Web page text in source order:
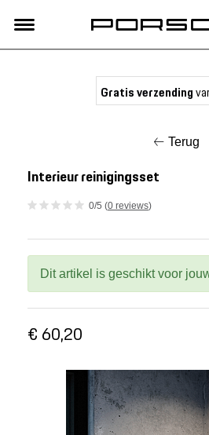
Nieuw
Acties
Porsche finder
Klantenservice
Gratis verzending
Terug
Interieur reinigingsset
0/5 (0 reviews)
Dit artikel is geschikt voor
€ 60,20